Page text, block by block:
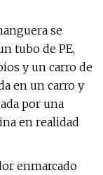
se
tubo de PE,
y un carro de
en un carro y
por una
en realidad
enmarcado